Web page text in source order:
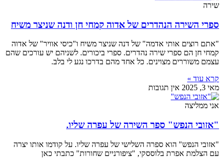
שירה
ספרי השירה הנהדרים של אדוה קמחי חן ודנה שניצר משיח
"אתם רוצים אותי אדמה" של דנה שניצר משיח ו"כיסי אוויר" של אדוה
קמחי חן הם ספרי שירה נהדרים. ספרי ביכורים. לשניהם יש עורכים שהם
עצמם משוררים מצוינים. כל אחד מהם בדרכו נגע לי בלב.
קרא עוד »
מאי 3, 2025
אין תגובות
אני ממליצה
"אזובי הנפש" ספר השירה של עפרה שליו.
"אזובי הנפש" הוא ספרה השלישי של עפרה שליו. על קודמו אותו יצרה
עם הצלמת אפרת בלוססקי, "ציפורניים שחורות" כתבתי כאן